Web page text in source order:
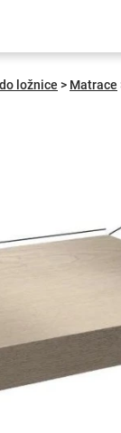
ložnice > Matrace